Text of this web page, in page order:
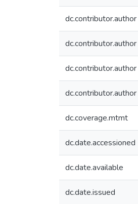
dc.contributor.author
dc.contributor.author
dc.contributor.author
dc.contributor.author
dc.coverage.mtmt
dc.date.accessioned
dc.date.available
dc.date.issued